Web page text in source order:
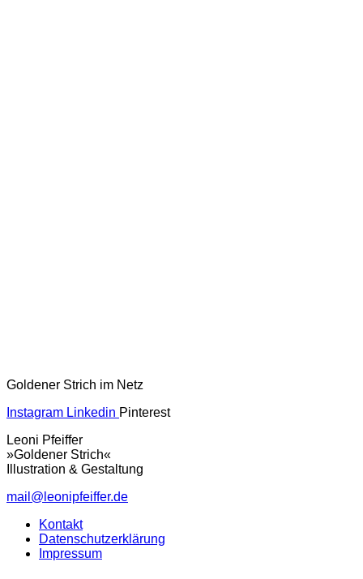
Goldener Strich im Netz
Instagram Linkedin Pinterest
Leoni Pfeiffer
»Goldener Strich«
Illustration & Gestaltung
mail@leonipfeiffer.de
Kontakt
Datenschutzerklärung
Impressum